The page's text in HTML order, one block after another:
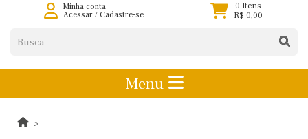
Minha conta
Acessar/ Cadastre-se
0 Itens
R$ 0,00
Menu